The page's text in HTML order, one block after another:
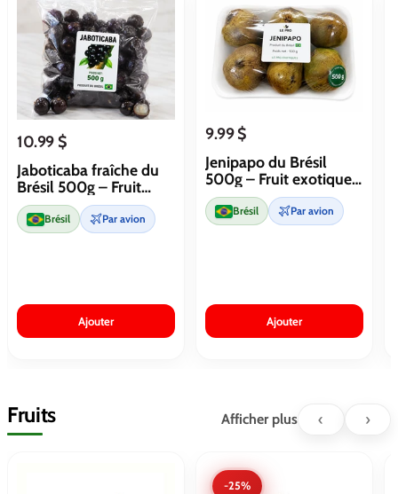
10.99 $
Jaboticaba fraîche du
Brésil 500g – Fruit
exotique brésilien
Brésil Par avion
Ajouter
9.99 $
Jenipapo du Brésil
500g – Fruit exotique
rare
Brésil Par avion
Ajouter
Fruits Afficher plus ‹ ›
-25%